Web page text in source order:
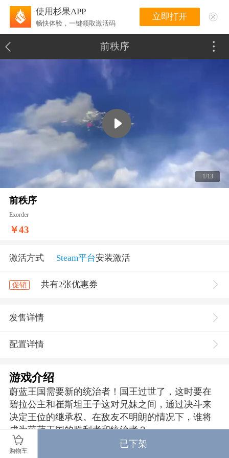
使用杉果APP
畅快体验，一键领取激活码
立即打开
前秩序
1/13
前秩序
Exorder
￥43
激活方式 Steam平台安装激活
促销 共有2张优惠券
发售详情
配置详情
游戏介绍
蔚蓝王国需要新的统治者！国王过世了，这时要在
碧拉公主和崔斯坦王子这对兄妹之间，通过决斗来
决定王位的继承权。在敌友不明朗的情况下，谁将
成为蔚蓝王国的胜利者和统治者？
在游戏五彩斑斓的外表下蕴含着精心为玩家设计的
购物车
已下架